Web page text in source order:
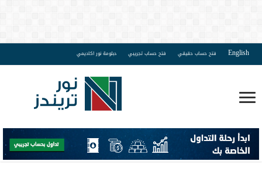
English فتح حساب حقيقي فتح حساب تجريبي دبلومة نور اكاديمي